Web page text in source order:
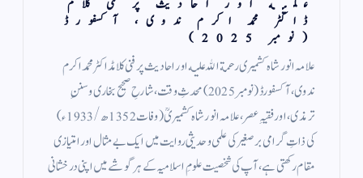
عليه اور احادیث پر فنی کلام
ڈاکٹر محمد اکرم ندوی، آكسفورڈ
(نومبر 2025)
علامہ انور شاہ کشمیری رحمة الله عليه اور احادیث پر فنی کلامڈاکٹر محمد اکرم
ندوی، آكسفورڈ (نومبر 2025) محدثِ وقت، شارحِ صحیح بخاری وسننِ
ترمذی، اور فقیہِ عصر، علامہ انور شاہ کشمیریؒ (وفات 1352ھ/1933ء)
کی ذاتِ گرامی برصغیر کی علمی و حدیثی روایت میں ایک بے مثال اور امتیازی
مقام رکھتی ہے، آپ کی شخصیت علومِ اسلامیہ کے ہر گوشے میں اپنی درخشانی